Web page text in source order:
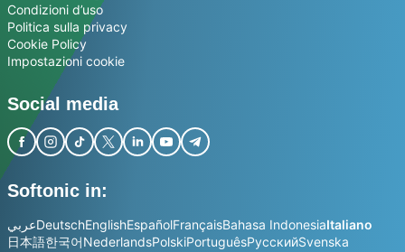
Condizioni d’uso
Politica sulla privacy
Cookie Policy
Impostazioni cookie
Social media
Softonic in:
عربيDeutschEnglishEspañolFrançaisBahasa IndonesiaItaliano
日本語한국어NederlandsPolskiPortuguêsРусскийSvenska